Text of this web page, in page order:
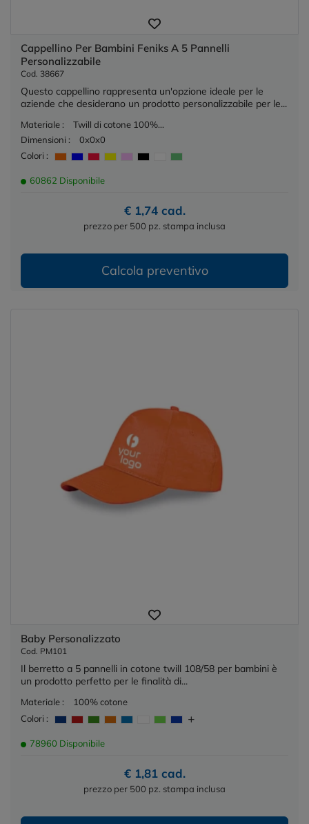
Cappellino Per Bambini Feniks A 5 Pannelli
Personalizzabile
Cod. 38667
Questo cappellino rappresenta un'opzione ideale per le
aziende che desiderano un prodotto personalizzabile per le...
Materiale :
Twill di cotone 100%...
Dimensioni :
0x0x0
Colori :
60862 Disponibile
€ 1,74 cad.
prezzo per 500 pz. stampa inclusa
Calcola preventivo
Baby Personalizzato
Cod. PM101
Il berretto a 5 pannelli in cotone twill 108/58 per bambini è
un prodotto perfetto per le finalità di...
Materiale :
100% cotone
Colori :
78960 Disponibile
€ 1,81 cad.
prezzo per 500 pz. stampa inclusa